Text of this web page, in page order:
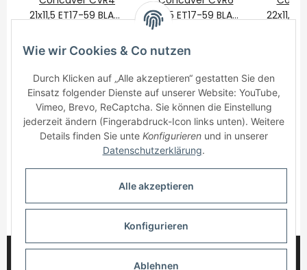
21x11,5 ET17-59 BLANK
21x11,5 ET17-59 BLANK
Double Tinted Black
22x11,5
Informationen
© 2025 myWheelz - Alle Rechte vorbehalten.
Handmade with Passion
Wie wir Cookies & Co nutzen
Durch Klicken auf „Alle akzeptieren“ gestatten Sie den
Einsatz folgender Dienste auf unserer Website: YouTube,
Vimeo, Brevo, ReCaptcha. Sie können die Einstellung
jederzeit ändern (Fingerabdruck-Icon links unten). Weitere
Details finden Sie unte Konfigurierenund in unserer
Datenschutzerklärung.
Alle akzeptieren
Konfigurieren
Ablehnen